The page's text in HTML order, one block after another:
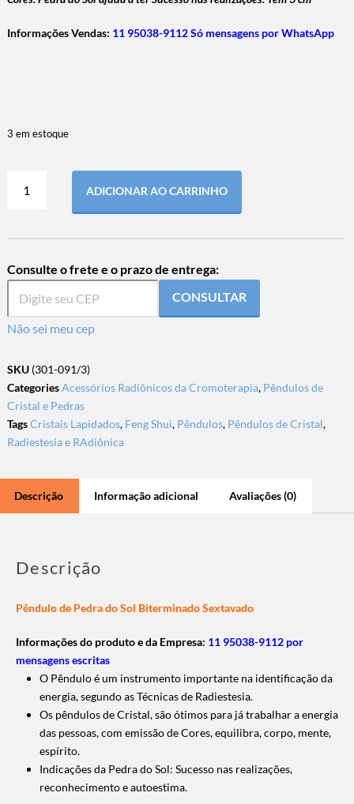
Informações Vendas: 11 95038-9112 Só mensagens por WhatsApp
3 em estoque
ADICIONAR AO CARRINHO
Consulte o frete e o prazo de entrega:
CONSULTAR
Não sei meu cep
SKU (301-091/3)
CategoriesAcessórios Radiônicos da Cromoterapia, Pêndulos de
Cristal e Pedras
TagsCristais Lapidados, Feng Shui, Pêndulos, Pêndulos de Cristal,
Radiestesia e RAdiônica
Descrição Informação adicional Avaliações (0)
Descrição
Pêndulo de Pedra do Sol Biterminado Sextavado
Informações do produto e da Empresa: 11 95038-9112 por
mensagens escritas
O Pêndulo é um instrumento importante na identificação da
energia, segundo as Técnicas de Radiestesia.
Os pêndulos de Cristal, são ótimos para já trabalhar a energia
das pessoas, com emissão de Cores, equilibra, corpo, mente,
espírito.
Indicações da Pedra do Sol: Sucesso nas realizações,
reconhecimento e autoestima.